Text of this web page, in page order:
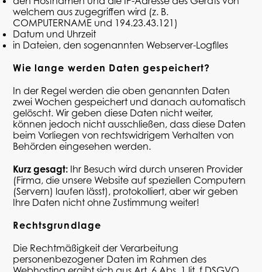
welchem aus zugegriffen wird (z. B.
COMPUTERNAME und 194.23.43.121)
Datum und Uhrzeit
in Dateien, den sogenannten Webserver-Logfiles
Wie lange werden Daten gespeichert?
In der Regel werden die oben genannten Daten
zwei Wochen gespeichert und danach automatisch
gelöscht. Wir geben diese Daten nicht weiter,
können jedoch nicht ausschließen, dass diese Daten
beim Vorliegen von rechtswidrigem Verhalten von
Behörden eingesehen werden.
Kurz gesagt: Ihr Besuch wird durch unseren Provider
(Firma, die unsere Website auf speziellen Computern
(Servern) laufen lässt), protokolliert, aber wir geben
Ihre Daten nicht ohne Zustimmung weiter!
Rechtsgrundlage
Die Rechtmäßigkeit der Verarbeitung
personenbezogener Daten im Rahmen des